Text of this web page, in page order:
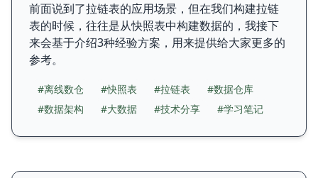
前面说到了拉链表的应用场景，但在我们构建拉链
表的时候，往往是从快照表中构建数据的，我接下
来会基于介绍3种经验方案，用来提供给大家更多的
参考。
#离线数仓 #快照表 #拉链表
#数据仓库
#数据架构
#大数据 #技术分享 #学习笔记